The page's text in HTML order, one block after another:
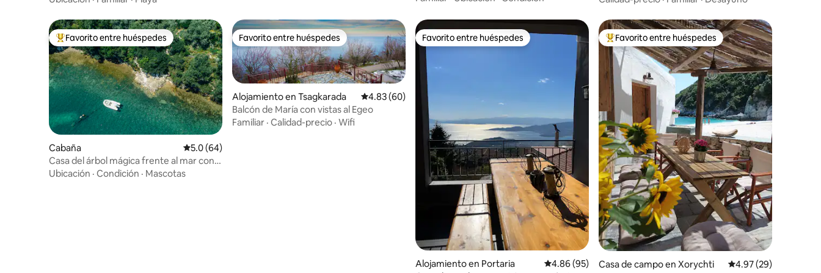
Favorito entre huéspedes preferido
Favorito entre huéspedes
Cabaña Calificación promedio: 5.0 de 5, 64 reseñas
5.0 (64)
Casa del árbol mágica frente al mar con
vistas impresionantes
Ubicación · Condición · Mascotas
Favorito entre huéspedes
Favorito entre huéspedes
Alojamiento en Tsagkarada Calificación promedio: 4.83 de 5, 60 reseñas
4.83 (60)
Balcón de María con vistas al Egeo
Familiar · Calidad-precio · Wifi
Favorito entre huéspedes
Favorito entre huéspedes
Alojamiento en Portaria Calificación promedio: 4.86 de 5, 95 reseñas
4.86 (95)
Favorito entre huéspedes preferido
Favorito entre huéspedes
Casa de campo en Xorychti Calificación
4.97 (29)